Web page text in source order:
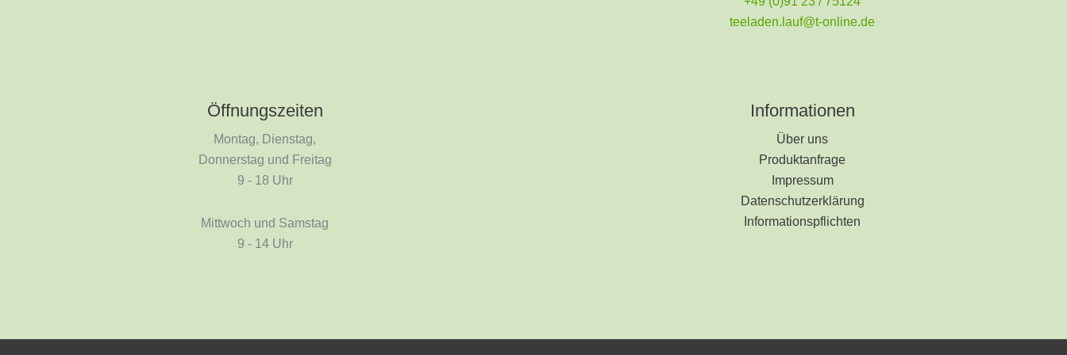
teeladen.lauf@t-online.de
Öffnungszeiten
Montag, Dienstag,
Donnerstag und Freitag
9 - 18 Uhr
Mittwoch und Samstag
9 - 14 Uhr
Informationen
Über uns
Produktanfrage
Impressum
Datenschutzerklärung
Informationspflichten